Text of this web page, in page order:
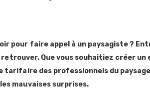
pour faire appel à un paysagiste ?
Que vous souhaitiez créer un
des professionnels du
mauvaises surprises.